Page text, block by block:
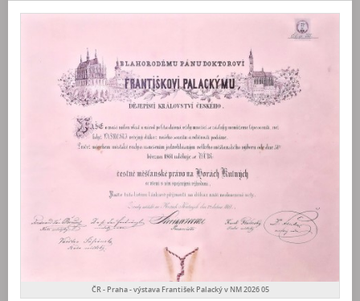
ČR - Praha - výstava František Palacký v NM 2026 05